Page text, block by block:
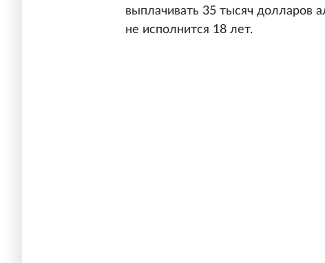
выплачивать 35 тысяч долларов
не исполнится 18 лет.